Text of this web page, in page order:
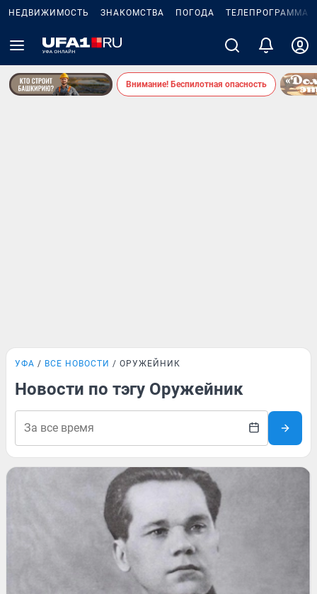
НЕДВИЖИМОСТЬ ЗНАКОМСТВА ПОГОДА ТЕЛЕПРОГРАММА
Внимание! Беспилотная опасность
УФА ВСЕ НОВОСТИ ОРУЖЕЙНИК
Новости по тэгу Оружейник